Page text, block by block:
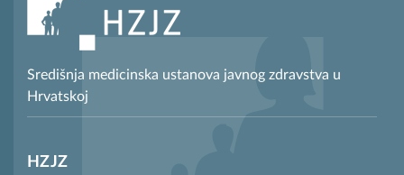
Središnja medicinska ustanova javnog zdravstva u
Hrvatskoj
HZJZ